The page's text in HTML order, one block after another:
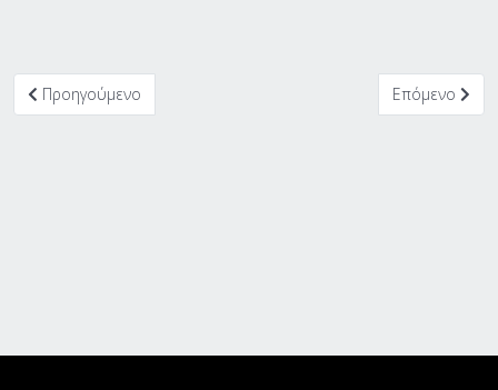
Προηγούμενο άρθρο: Εθελοντική αιμοδοσία στον Πειραιά στις
Προηγούμενο Επόμενο
Επόμενο